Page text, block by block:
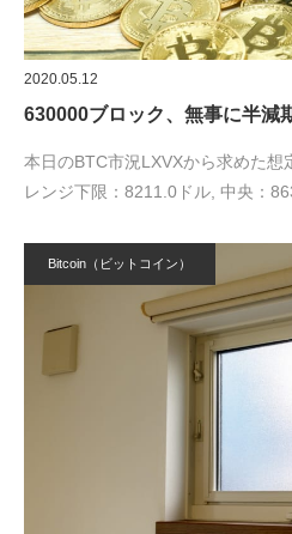
2020.05.12
630000ブロック、無事に半減
本日のBTC市況LXVXから求めた
レンジ下限：8211.0ドル, 中央：
Bitcoin（ビットコイン）